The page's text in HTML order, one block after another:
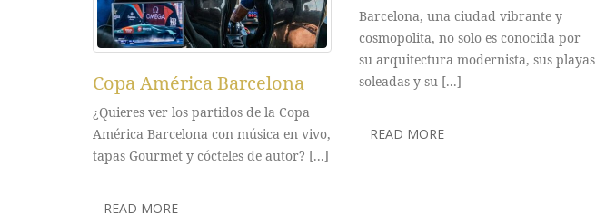
Copa América Barcelona
¿Quieres ver los partidos de la Copa
América Barcelona con música en vivo,
tapas Gourmet y cócteles de autor? [...]
READ MORE
Barcelona, una ciudad vibrante y
cosmopolita, no solo es conocida por
su arquitectura modernista, sus playas
soleadas y su [...]
READ MORE